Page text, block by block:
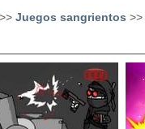
>> Juegos sangrientos >>